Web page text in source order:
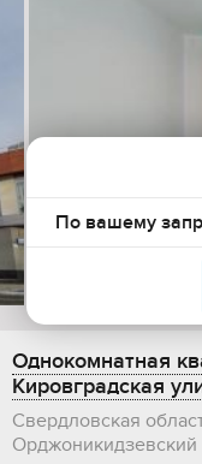
Однокомнатная
Кировградская
Свердловская
Орджоникидзевский
По вашему